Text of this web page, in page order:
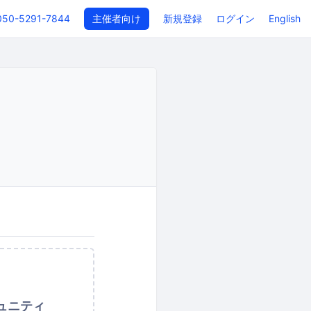
5291-7844 主催者向け 新規登録 ログイン English
ニティ